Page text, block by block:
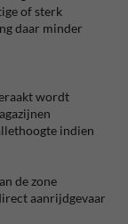
of sterk
daar minder
wordt
indien
de zone
aanrijdgevaar